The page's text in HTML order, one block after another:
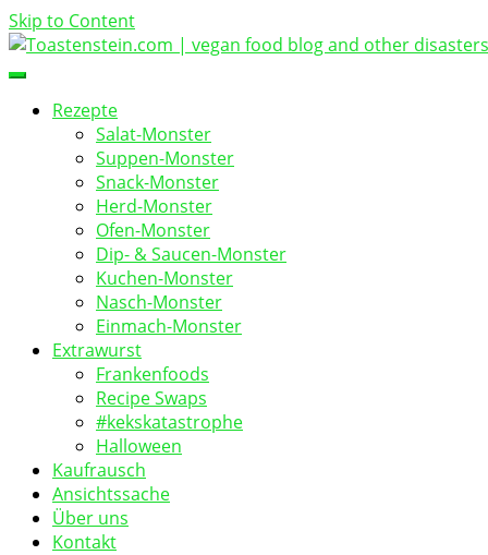
Skip to Content
Toastenstein.com
vegan food blog
Rezepte
Salat-Monster
Suppen-Monster
Snack-Monster
Herd-Monster
Ofen-Monster
Dip- & Saucen-Monster
Kuchen-Monster
Nasch-Monster
Einmach-Monster
Extrawurst
Frankenfoods
Recipe Swaps
#kekskatastrophe
Halloween
Kaufrausch
Ansichtssache
Über uns
Kontakt